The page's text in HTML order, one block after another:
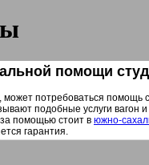
помощи
может потребоваться
подобные услуги
помощью стоит в южно-
гарантия.